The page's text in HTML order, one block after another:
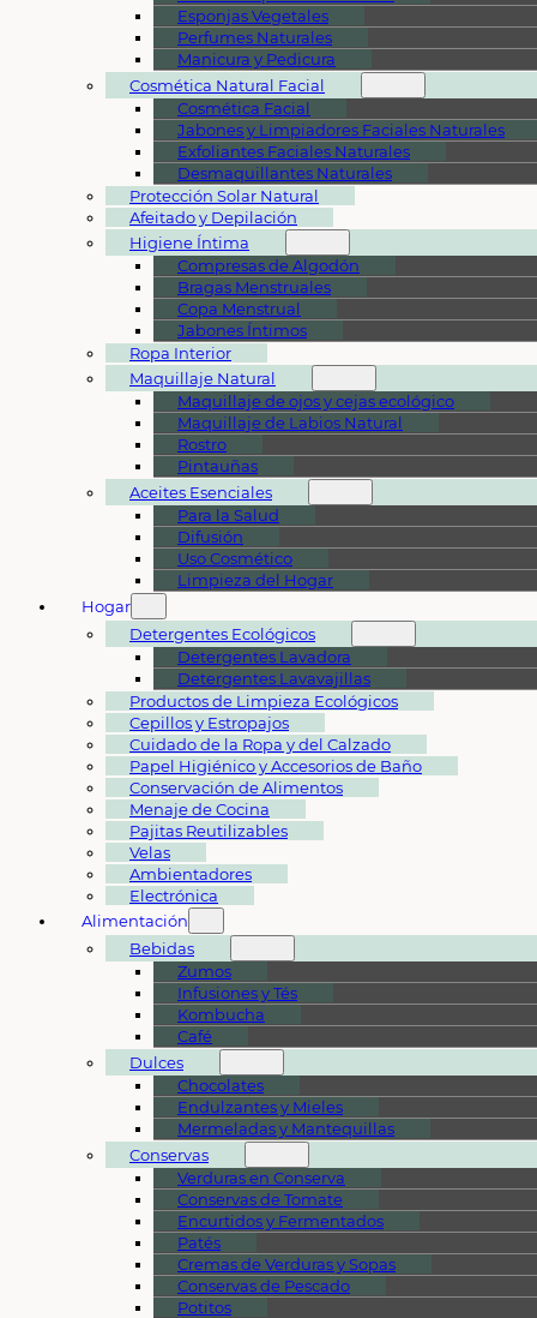
Esponjas Vegetales
Perfumes Naturales
Manicura y Pedicura
Cosmética Natural Facial
Cosmética Facial
Jabones y Limpiadores Faciales Naturales
Exfoliantes Faciales Naturales
Desmaquillantes Naturales
Protección Solar Natural
Afeitado y Depilación
Higiene Íntima
Compresas de Algodón
Bragas Menstruales
Copa Menstrual
Jabones Íntimos
Ropa Interior
Maquillaje Natural
Maquillaje de ojos y cejas ecológico
Maquillaje de Labios Natural
Rostro
Pintauñas
Aceites Esenciales
Para la Salud
Difusión
Uso Cosmético
Limpieza del Hogar
Hogar
Detergentes Ecológicos
Detergentes Lavadora
Detergentes Lavavajillas
Productos de Limpieza Ecológicos
Cepillos y Estropajos
Cuidado de la Ropa y del Calzado
Papel Higiénico y Accesorios de Baño
Conservación de Alimentos
Menaje de Cocina
Pajitas Reutilizables
Velas
Ambientadores
Electrónica
Alimentación
Bebidas
Zumos
Infusiones y Tés
Kombucha
Café
Dulces
Chocolates
Endulzantes y Mieles
Mermeladas y Mantequillas
Conservas
Verduras en Conserva
Conservas de Tomate
Encurtidos y Fermentados
Patés
Cremas de Verduras y Sopas
Conservas de Pescado
Potitos